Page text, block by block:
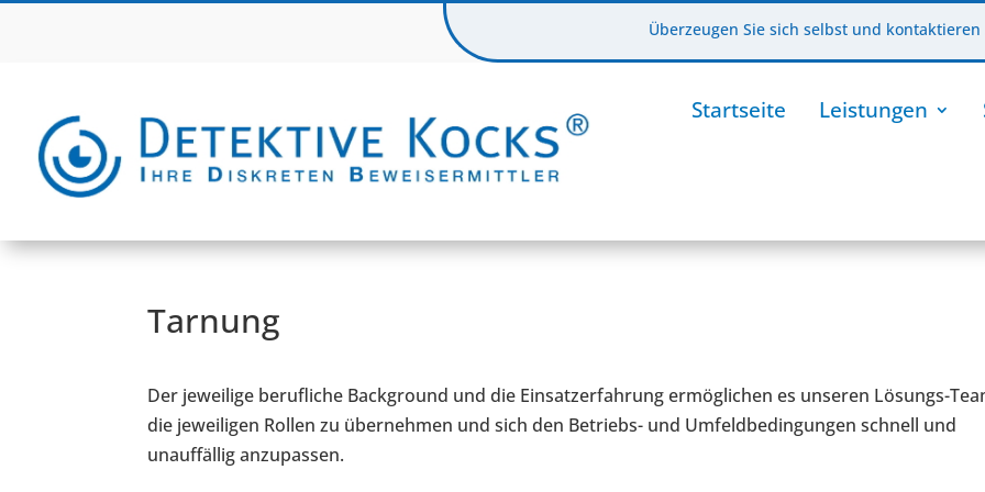
Überzeugen Sie sich selbst und kontaktieren
Startseite Leistungen
Tarnung
Der jeweilige berufliche Background und die Einsatzerfahrung ermöglichen es unseren Lösungs-
die jeweiligen Rollen zu übernehmen und sich den Betriebs- und Umfeldbedingungen schnell und
unauffällig anzupassen.